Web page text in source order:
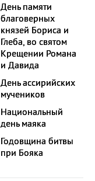
День памяти
благоверных
князей Бориса и
Глеба, во святом
Крещении Романа
и Давида
День ассирийских
мучеников
Национальный
день маяка
Годовщина битвы
при Бояка